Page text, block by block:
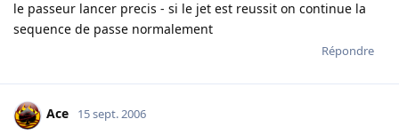
le passeur lancer precis - si le jet est reussit on continue la
sequence de passe normalement
Répondre
Ace 15 sept. 2006